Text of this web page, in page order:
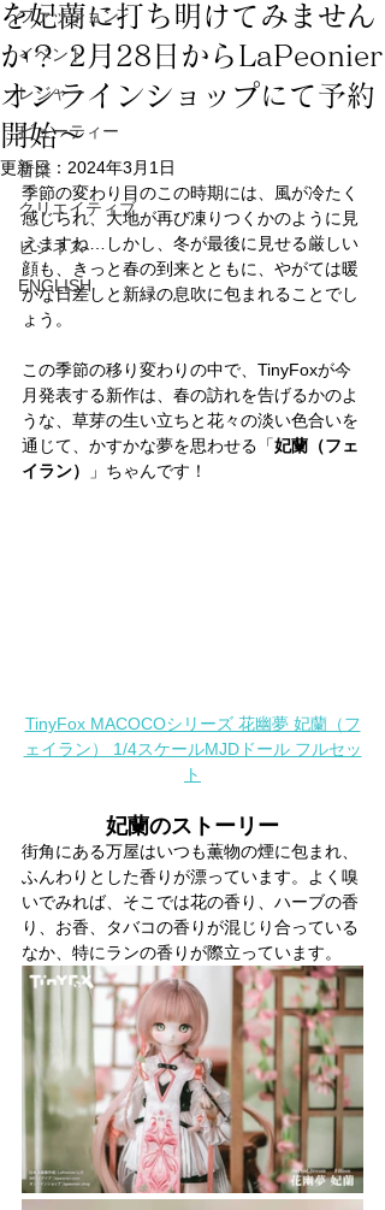
ファッション
イベント
レジャー
ビューティー
音楽
クリエイティブ
ビジネス
ENGLISH
を妃蘭に打ち明けてみません
か？ 2月28日からLaPeonier
オンラインショップにて予約
開始～
更新日： 2024年3月1日
季節の変わり目のこの時期には、風が冷たく
感じられ、大地が再び凍りつくかのように見
えますね…しかし、冬が最後に見せる厳しい
顔も、きっと春の到来とともに、やがては暖
かな日差しと新緑の息吹に包まれることでし
ょう。
この季節の移り変わりの中で、TinyFoxが今
月発表する新作は、春の訪れを告げるかのよ
うな、草芽の生い立ちと花々の淡い色合いを
通じて、かすかな夢を思わせる「妃蘭（フェ
イラン）
」ちゃんです！
TinyFox MACOCOシリーズ 花幽夢 妃蘭（フ
ェイラン） 1/4スケールMJDドール フルセッ
ト
妃蘭のストーリー
街角にある万屋はいつも薫物の煙に包まれ、
ふんわりとした香りが漂っています。よく嗅
いでみれば、そこでは花の香り、ハーブの香
り、お香、タバコの香りが混じり合っている
なか、特にランの香りが際立っています。